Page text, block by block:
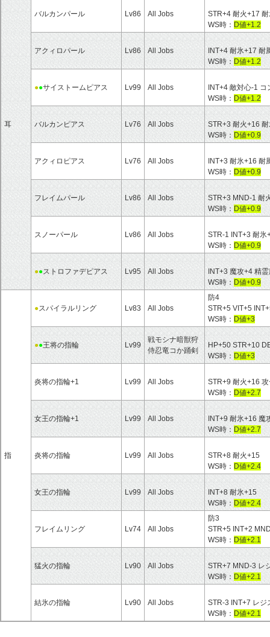
耳
バルカンパール Lv86 All Jobs
STR+4 耐火+17
WS時： D値+1.2
アクィロパール Lv86 All Jobs
INT+4 耐氷+17 耐
WS時： D値+1.2
●●サイストームピアス Lv99 All Jobs
INT+4 敵対心-1
WS時： D値+1.2
バルカンピアス Lv76 All Jobs
STR+3 耐火+16
WS時： D値+0.9
アクィロピアス Lv76 All Jobs
INT+3 耐氷+16 耐
WS時： D値+0.9
フレイムパール Lv86 All Jobs
STR+3 MND-1 耐
WS時： D値+0.9
スノーパール Lv86 All Jobs
STR-1 INT+3 耐氷
WS時： D値+0.9
●●ストロファデピアス Lv95 All Jobs
INT+3 魔攻+4 精
WS時： D値+0.9
指
●スパイラルリング Lv83 All Jobs
防4
STR+5 VIT+5
WS時： D値+3
●●王将の指輪 Lv99
戦モシナ暗獣狩
侍忍竜コか踊剣
HP+50 STR+10
WS時： D値+3
炎将の指輪+1 Lv99 All Jobs
STR+9 耐火+16
WS時： D値+2.7
女王の指輪+1 Lv99 All Jobs
INT+9 耐氷+16 魔
WS時： D値+2.7
炎将の指輪 Lv99 All Jobs
STR+8 耐火+15
WS時： D値+2.4
女王の指輪 Lv99 All Jobs
INT+8 耐氷+15
WS時： D値+2.4
フレイムリング Lv74 All Jobs
防3
STR+5 INT+2
WS時： D値+2.1
猛火の指輪 Lv90 All Jobs
STR+7 MND-3 レ
WS時： D値+2.1
結氷の指輪 Lv90 All Jobs
STR-3 INT+7 レジ
WS時： D値+2.1